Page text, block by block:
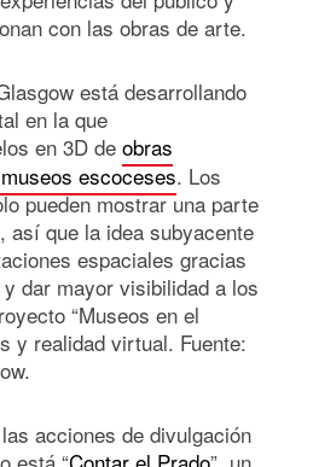
con las obras de arte.
está desarrollando
en la que
en 3D de obras
escoceses. Los
pueden mostrar una parte
así que la idea subyacente
espaciales gracias
dar mayor visibilidad a los
“Museos en el
y realidad virtual. Fuente:
acciones de divulgación